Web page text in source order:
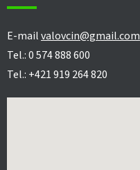
E-mailvalovcin@gmail.com
Tel.: 0 574 888 600
Tel.: +421 919 264 820